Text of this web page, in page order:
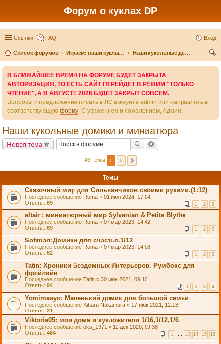
Форум о куклах DP
Ссылки FAQ Вход
Список форумов Играем: наши куклы и игры вокруг них
Наши кукольные домики и миниатюра
В БЛИЖАЙШЕЕ ВРЕМЯ НА ФОРУМЕ БУДЕТ ЗАКРЫТА
АВТОРИЗАЦИЯ, ТО ЕСТЬ САЙТ ПЕРЕЙДЕТ В РЕЖИМ "ТОЛЬКО
ЧТЕНИЕ", А В АВГУСТЕ 2026 БУДЕТ ЗАКРЫТ СОВСЕМ.
Вопросы и предложения писать в ЛС аккаунта admin или направлять в
соответствующую форму. С уважением и сожалением, Админ.
Наши кукольные домики и миниатюра
Новая тема
43 темы 1 2
Темы
Сказочный мир для Сильванчиков своими руками.(1:12)
Последнее сообщение Roma « 01 июл 2024, 17:04
Ответы: 69 1 2 3
altair : миниатюрный мир Sylvanian & Petite Blythe
Последнее сообщение Roma « 07 мар 2023, 14:42
Ответы: 69 1 2 3
Sofimari:Домики для счастья.1/12
Последнее сообщение Roma « 07 мар 2023, 14:08
Ответы: 62 1 2 3
Tatin: Хроники Бездомных Интерьеров. Румбокс для
фройляйн
Последнее сообщение Tatin « 30 июн 2021, 09:10
Ответы: 94 1 2 3 4
Yomimasyo: Маленький домик для большой семьи
Последнее сообщение Kiharu Nakamura « 17 июн 2021, 12:18
Ответы: 21
Viktoria05: мои дома и кукложители 1/16,1/12,1/6
Последнее сообщение oks_1971 « 11 дек 2020, 09:38
Ответы: 464 1 … 13 14 15 16